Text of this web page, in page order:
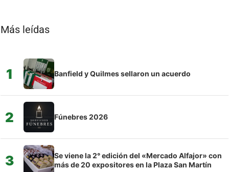
Más leídas
1 Banfield y Quilmes sellaron un acuerdo
2 Fúnebres 2026
3
Se viene la 2° edición del «Mercado Alfajor» con
más de 20 expositores en la Plaza San Martín